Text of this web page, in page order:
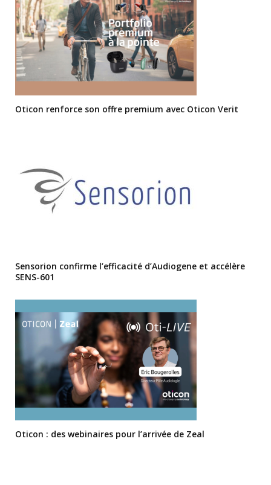
Oticon renforce son offre premium avec Oticon Verit
Sensorion confirme l’efficacité d’Audiogene et accélère
SENS-601
Oticon : des webinaires pour l’arrivée de Zeal